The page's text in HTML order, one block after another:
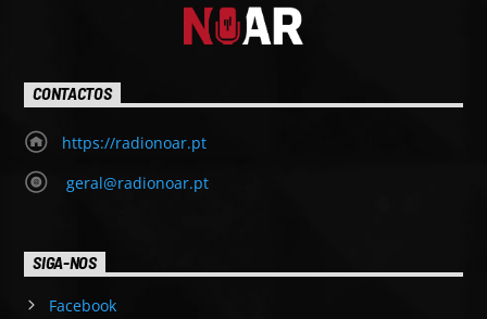
CONTACTOS
https://radionoar.pt
geral@radionoar.pt
SIGA-NOS
Facebook